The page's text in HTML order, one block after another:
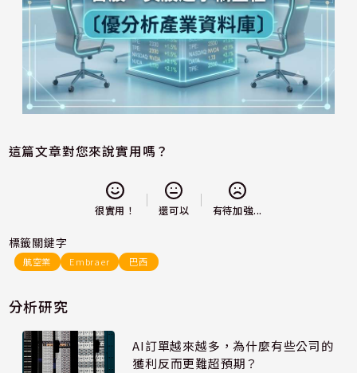
這篇文章對您來說實用嗎？
很實用！ 還可以 有待加強...
標籤關鍵字
航空業 Embraer 巴西
分析研究
AI訂單越來越多，為什麼有些公司的
獲利反而更難超預期？